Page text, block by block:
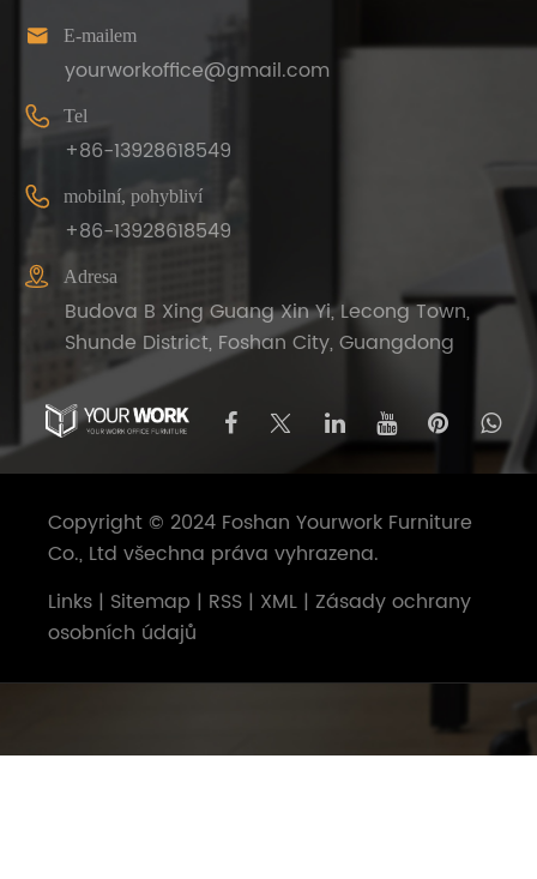
 E-mailem
yourworkoffice@gmail.com
 Tel
+86-13928618549
 mobilní, pohybliví
+86-13928618549
 Adresa
Budova B Xing Guang Xin Yi, Lecong Town,
Shunde District, Foshan City, Guangdong
Copyright © 2024 Foshan Yourwork Furniture
Co., Ltd všechna práva vyhrazena.
Links | Sitemap | RSS | XML | Zásady ochrany
osobních údajů